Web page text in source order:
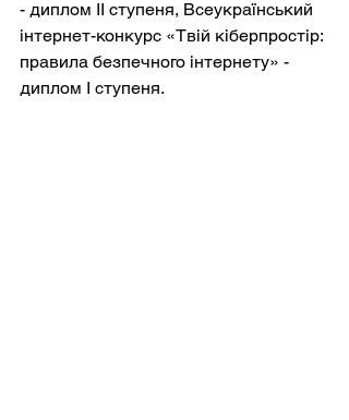
- диплом ІІ ступеня, Всеукраїнський
інтернет-конкурс «Твій кіберпростір:
правила безпечного інтернету» -
диплом І ступеня.